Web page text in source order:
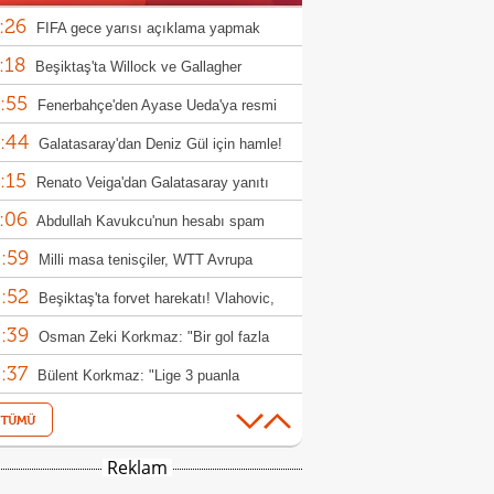
FIFA gece yarısı açıklama yapmak
kaldı!
Beşiktaş'ta Willock ve Gallagher
flaş gelişme
Fenerbahçe'den Ayase Ueda'ya resmi
Galatasaray'dan Deniz Gül için hamle!
Renato Veiga'dan Galatasaray yanıtı
Abdullah Kavukcu'nun hesabı spam
uğradı!
Milli masa tenisçiler, WTT Avrupa
ilk turda veda etti
Beşiktaş'ta forvet harekatı! Vlahovic,
ve David
Osman Zeki Korkmaz: "Bir gol fazla
Bülent Korkmaz: "Lige 3 puanla
iyiydi"
Real Madrid galibiyetle ayrıldı, Arda
büyük övgü
ABB FOMGET, Miracle Ofem Usani'yi
Reklam